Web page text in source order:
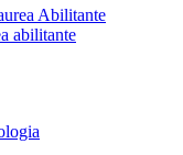
Abilitante
abilitante